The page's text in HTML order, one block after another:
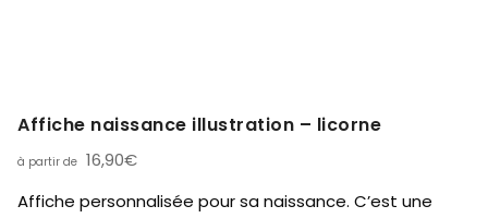
Affiche naissance illustration – licorne
16,90€
Affiche personnalisée pour sa naissance. C’est une